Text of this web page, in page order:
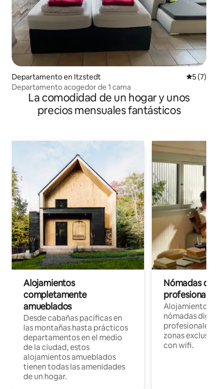
Departamento en Itzstedt
5 (7)
Departamento acogedor de 1 cama
La comodidad de un hogar y unos
precios mensuales fantásticos
Alojamientos
completamente
amueblados
Desde cabañas pacíficas en
las montañas hasta prácticos
departamentos en el medio
de la ciudad, estos
alojamientos amueblados
tienen todas las amenidades
de un hogar.
Nómadas
Alojamientos
nómadas
profesionales
zonas
con wifi.